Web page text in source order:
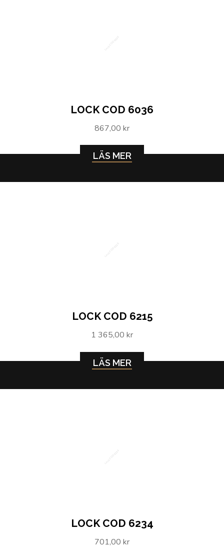
LOCK COD 6036
867,00 kr
LÄS MER
LOCK COD 6215
1 365,00 kr
LÄS MER
LOCK COD 6234
701,00 kr